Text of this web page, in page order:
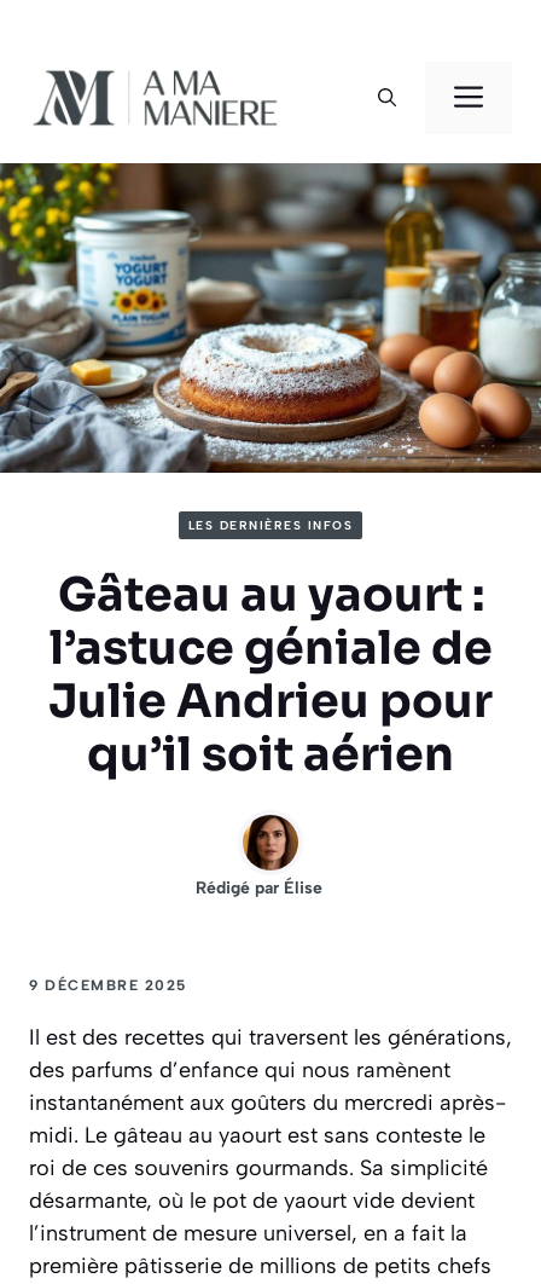
contenu
LES DERNIÈRES INFOS
Gâteau au yaourt :
l’astuce géniale de
Julie Andrieu pour
qu’il soit aérien
Rédigé par Élise
9 DÉCEMBRE 2025
Il est des recettes qui traversent les générations,
des parfums d’enfance qui nous ramènent
instantanément aux goûters du mercredi après-
midi. Le gâteau au yaourt est sans conteste le
roi de ces souvenirs gourmands. Sa simplicité
désarmante, où le pot de yaourt vide devient
l’instrument de mesure universel, en a fait la
première pâtisserie de millions de petits chefs